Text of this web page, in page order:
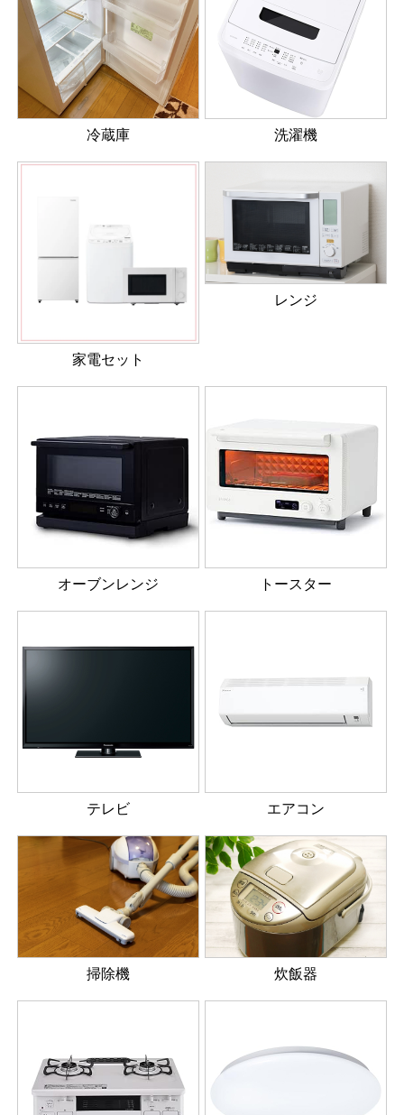
冷蔵庫 洗濯機
家電セット
レンジ
オーブンレンジ トースター
テレビ エアコン
掃除機 炊飯器